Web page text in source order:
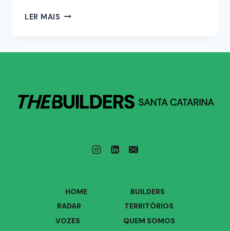
LER MAIS
HOME
BUILDERS
RADAR
TERRITÓRIOS
VOZES
QUEM SOMOS